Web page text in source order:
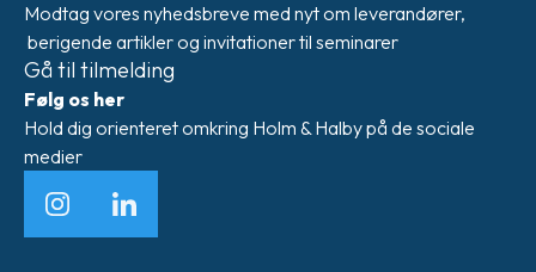
Modtag vores nyhedsbreve med nyt om leverandører,
berigende artikler og invitationer til seminarer
Gå til tilmelding
Følg os her
Hold dig orienteret omkring Holm & Halby på de sociale
medier
InstagramLinkedIn